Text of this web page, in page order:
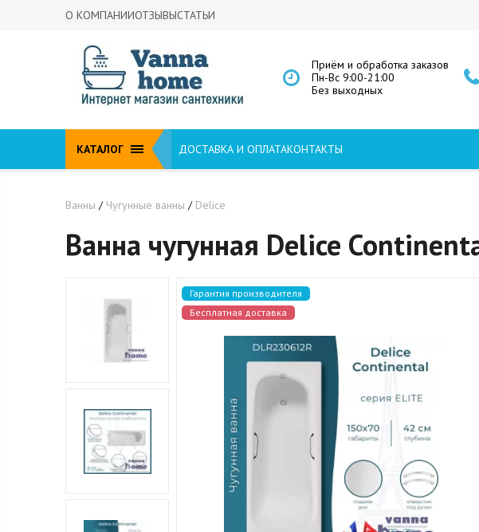
О КОМПАНИИОТЗЫВЫСТАТЬИ
Приём и обработка заказов
Пн-Вс 9:00-21:00
Без выходных
КАТАЛОГ ДОСТАВКА И ОПЛАТАКОНТАКТЫ
Ванны / Чугунные ванны / Delice
Ванна чугунная Delice
Бесплатная доставка
Гарантия производителя